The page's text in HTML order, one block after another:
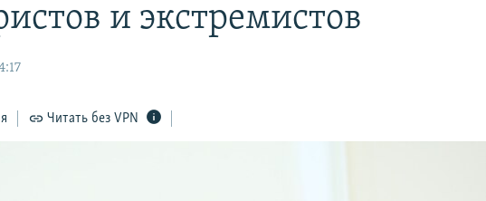
и экстремистов
Читать без VPN